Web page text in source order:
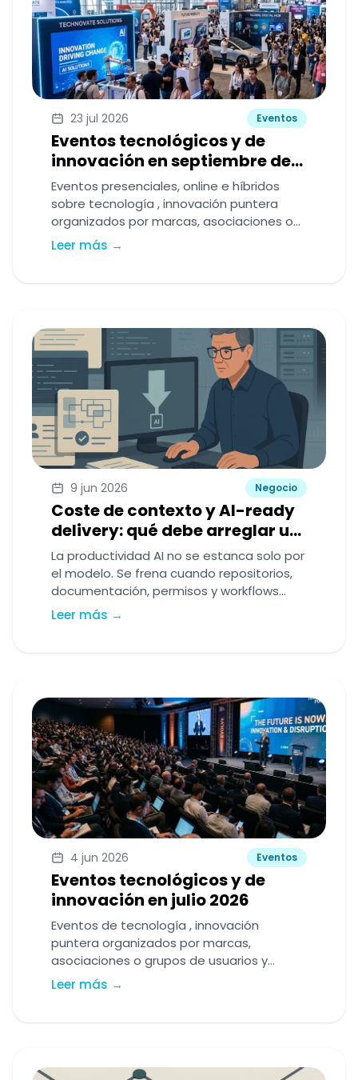
23 jul 2026 Eventos
Eventos tecnológicos y de
innovación en septiembre de
2026
Eventos presenciales, online e híbridos
sobre tecnología , innovación puntera
organizados por marcas, asociaciones o
grupos de usuarios y 'techies'.
Leer más →
9 jun 2026 Negocio
Coste de contexto y AI-ready
delivery: qué debe arreglar un
CTO para que copilots y
agentes rindan de verdad
La productividad AI no se estanca solo por
el modelo. Se frena cuando repositorios,
documentación, permisos y workflows
siguen imponiendo demasiado coste de
Leer más →
4 jun 2026 Eventos
Eventos tecnológicos y de
innovación en julio 2026
Eventos de tecnología , innovación
puntera organizados por marcas,
asociaciones o grupos de usuarios y
'techies'.
Leer más →